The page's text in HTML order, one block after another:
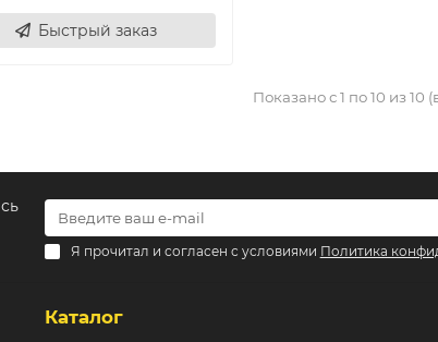
Быстрый заказ
Показано с 1 по 10 из 10
Я прочитал и согласен с условиями Политика
Каталог